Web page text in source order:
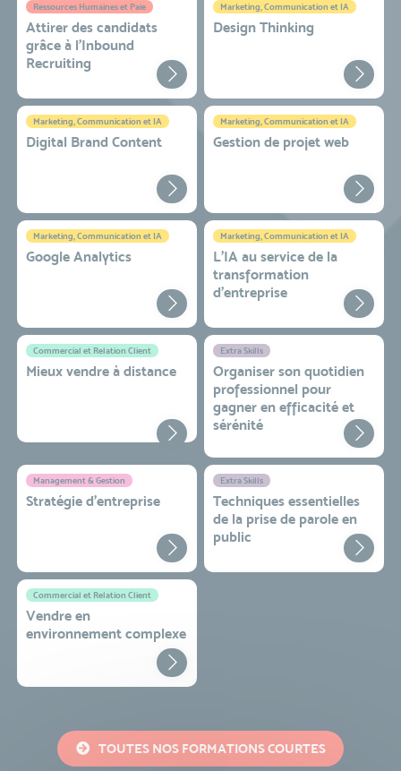
Ressources Humaines et Paie
Attirer des candidats
grâce à l’Inbound
Recruiting
Marketing, Communication et IA
Design Thinking
Marketing, Communication et IA
Digital Brand Content
Marketing, Communication et IA
Gestion de projet web
Marketing, Communication et IA
Google Analytics
Marketing, Communication et IA
L'IA au service de la
transformation
d'entreprise
Commercial et Relation Client
Mieux vendre à distance
Extra Skills
Organiser son quotidien
professionnel pour
gagner en efficacité et
sérénité
Management & Gestion
Stratégie d’entreprise
Extra Skills
Techniques essentielles
de la prise de parole en
public
Commercial et Relation Client
Vendre en
environnement complexe
TOUTES NOS FORMATIONS COURTES